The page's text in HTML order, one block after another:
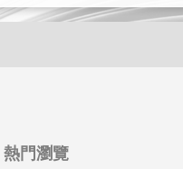
熱門瀏覽